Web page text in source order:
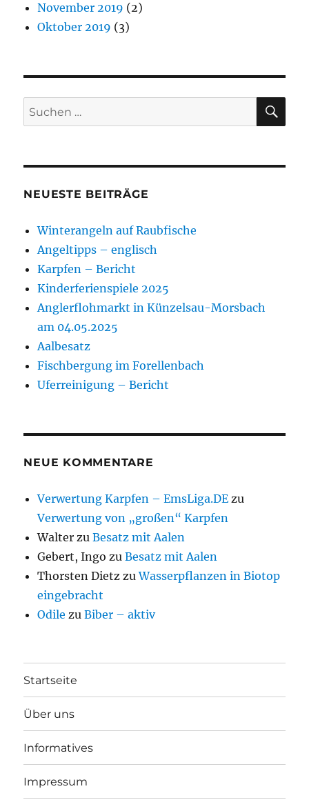
November 2019 (2)
Oktober 2019 (3)
Suchen
nach:
NEUESTE BEITRÄGE
Winterangeln auf Raubfische
Angeltipps – englisch
Karpfen – Bericht
Kinderferienspiele 2025
Anglerflohmarkt in Künzelsau-Morsbach
am 04.05.2025
Aalbesatz
Fischbergung im Forellenbach
Uferreinigung – Bericht
NEUE KOMMENTARE
Verwertung Karpfen – EmsLiga.DE zu
Verwertung von „großen“ Karpfen
Walter zuBesatz mit Aalen
Gebert, Ingo zuBesatz mit Aalen
Thorsten Dietz zuWasserpflanzen in Biotop
eingebracht
Odile zuBiber – aktiv
Startseite
Über uns
Informatives
Impressum